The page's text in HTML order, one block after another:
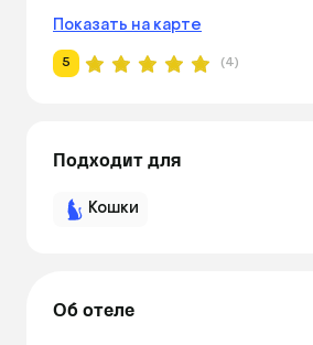
Показать на карте
5 (4)
Подходит для
Кошки
Об отеле